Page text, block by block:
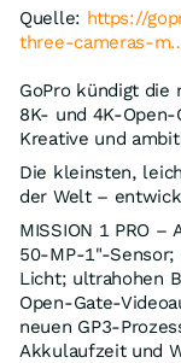
Quelle: https://
three-cameras-
GoPro kündigt die
8K- und 4K-
Kreative und
Die kleinsten,
der Welt –
MISSION 1 PRO
50-MP-1"-Sensor;
Licht; ultrahohen
Open-Gate-
neuen GP3-
Akkulaufzeit und